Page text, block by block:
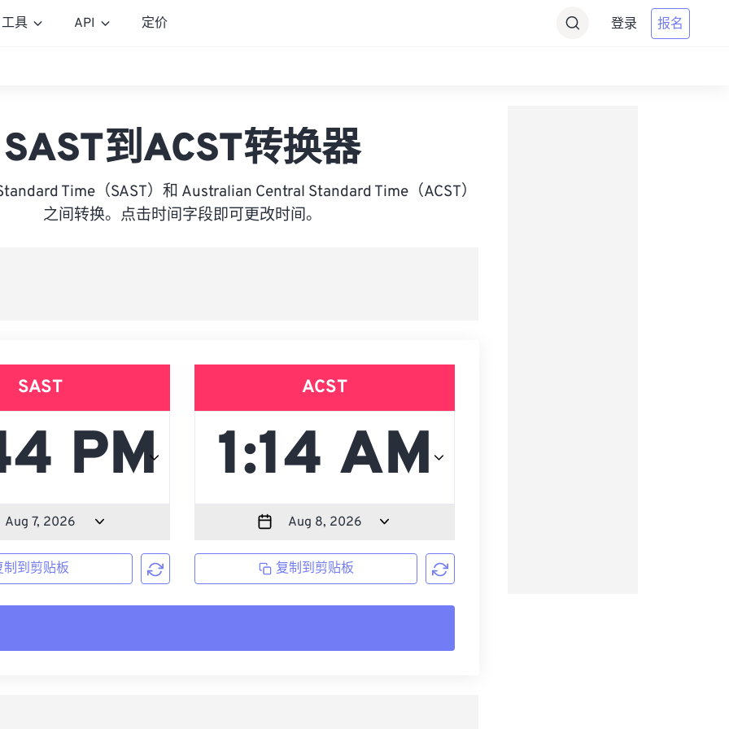
工具 API 定价 登录 报名
SAST到ACST转换器
Time（SAST）和 Australian Central Standard Time（ACST）
之间转换。点击时间字段即可更改时间。
SAST
制到剪贴板
ACST
复制到剪贴板